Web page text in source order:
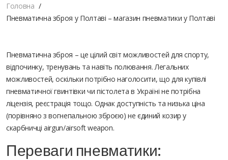
Головна
Пневматична зброя у Полтаві – магазин пневматики у Полтаві
Пневматична зброя – це цілий світ можливостей для спорту,
відпочинку, тренувань та навіть полювання. Легальних
можливостей, оскільки потрібно наголосити, що для купівлі
пневматичної гвинтівки чи пістолета в Україні не потрібна
ліцензія, реєстрація тощо. Однак доступність та низька ціна
(порівняно з вогнепальною зброєю) не єдиний козир у
скарбничці airgun/airsoft weapon.
Переваги пневматики: